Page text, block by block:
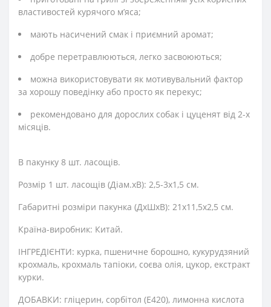
властивостей курячого м’яса;
мають насичений смак і приємний аромат;
добре перетравлюються, легко засвоюються;
можна використовувати як мотивувальний фактор
за хорошу поведінку або просто як перекус;
рекомендовано для дорослих собак і цуценят від 2-х
місяців.
В пакунку 8 шт. ласощів.
Розмір 1 шт. ласощів (Діам.хВ): 2,5-3х1,5 см.
Габаритні розміри пакунка (ДхШхВ): 21х11,5х2,5 см.
Країна-виробник: Китай.
ІНГРЕДІЄНТИ: курка, пшеничне борошно, кукурудзяний
крохмаль, крохмаль тапіоки, соєва олія, цукор, екстракт
курки.
ДОБАВКИ: гліцерин, сорбітол (Е420), лимонна кислота